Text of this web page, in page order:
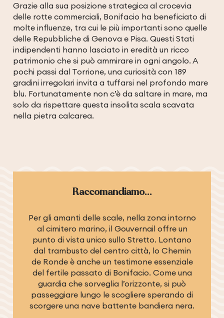
Grazie alla sua posizione strategica al crocevia
delle rotte commerciali, Bonifacio ha beneficiato di
molte influenze, tra cui le più importanti sono quelle
delle Repubbliche di Genova e Pisa. Questi Stati
indipendenti hanno lasciato in eredità un ricco
patrimonio che si può ammirare in ogni angolo. A
pochi passi dal Torrione, una curiosità con 189
gradini irregolari invita a tuffarsi nel profondo mare
blu. Fortunatamente non c’è da saltare in mare, ma
solo da rispettare questa insolita scala scavata
nella pietra calcarea.
Raccomandiamo...
Per gli amanti delle scale, nella zona intorno
al cimitero marino, il Gouvernail offre un
punto di vista unico sullo Stretto. Lontano
dal trambusto del centro città, lo Chemin
de Ronde è anche un testimone essenziale
del fertile passato di Bonifacio. Come una
guardia che sorveglia l’orizzonte, si può
passeggiare lungo le scogliere sperando di
scorgere una nave battente bandiera nera.